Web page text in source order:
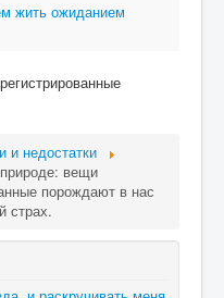
жить ожиданием
и недостатки
вещи
порождают в нас
страх.